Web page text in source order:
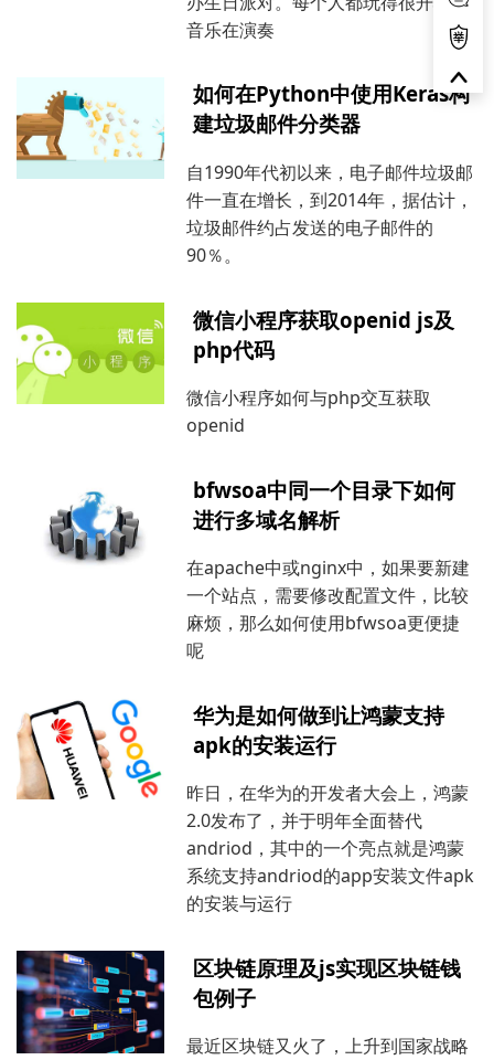
音乐在演奏
如何在Python中使用Keras构
建垃圾邮件分类器
自1990年代初以来，电子邮件垃圾邮
件一直在增长，到2014年，据估计，
垃圾邮件约占发送的电子邮件的
90％。
微信小程序获取openid js及
php代码
微信小程序如何与php交互获取
openid
bfwsoa中同一个目录下如何
进行多域名解析
在apache中或nginx中，如果要新建
一个站点，需要修改配置文件，比较
麻烦，那么如何使用bfwsoa更便捷
呢
华为是如何做到让鸿蒙支持
apk的安装运行
昨日，在华为的开发者大会上，鸿蒙
2.0发布了，并于明年全面替代
andriod，其中的一个亮点就是鸿蒙
系统支持andriod的app安装文件apk
的安装与运行
区块链原理及js实现区块链钱
包例子
最近区块链又火了，上升到国家战略